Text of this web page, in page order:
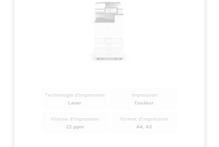
Technologie d'impression
Laser
Impression
Couleur
Vitesse d'impression
22 ppm
Format d'impression
A4, A3